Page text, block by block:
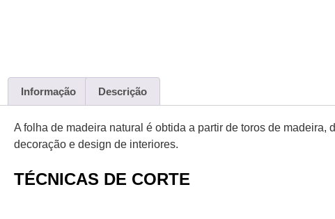
Informação Descrição
A folha de madeira natural é obtida a partir de toros de
decoração e design de interiores.
TÉCNICAS DE CORTE